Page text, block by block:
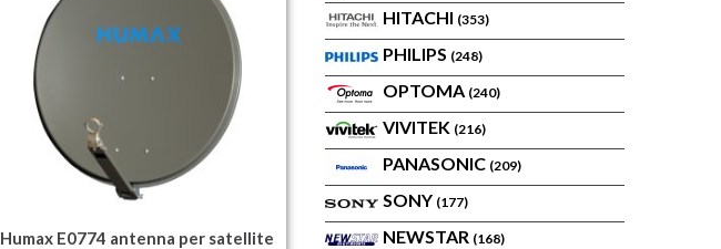
HITACHI (353)
PHILIPS (248)
OPTOMA (240)
VIVITEK (216)
PANASONIC (209)
SONY (177)
NEWSTAR (168)
Humax E0774 antenna per satellite